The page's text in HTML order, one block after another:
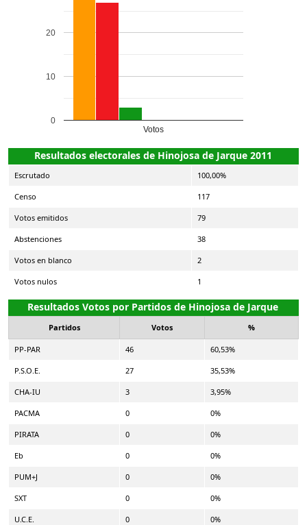
Votos
0
10
20
Resultados electorales de Hinojosa de Jarque 2011
Escrutado 100,00%
Censo 117
Votos emitidos 79
Abstenciones 38
Votos en blanco 2
Votos nulos 1
Resultados Votos por Partidos de Hinojosa de Jarque
Partidos Votos %
PP-PAR 46 60,53%
P.S.O.E. 27 35,53%
CHA-IU 3 3,95%
PACMA 0 0%
PIRATA 0 0%
Eb 0 0%
PUM+J 0 0%
SXT 0 0%
U.C.E. 0 0%